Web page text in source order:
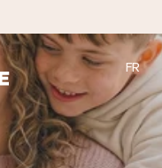
sous 24h
et l’envoyons
l’offrir au bon moment,
FR